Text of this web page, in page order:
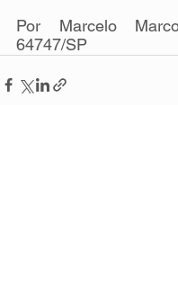
Por Marcelo
64747/SP